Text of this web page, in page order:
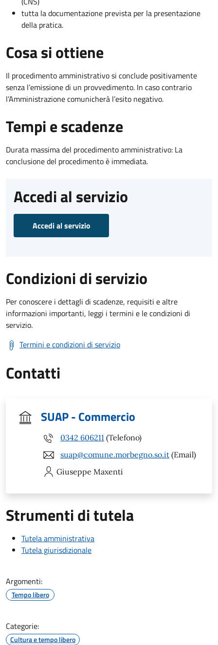
tutta la documentazione prevista per la presentazione
della pratica.
Cosa si ottiene
Il procedimento amministrativo si conclude positivamente
senza l’emissione di un provvedimento. In caso contrario
l’Amministrazione comunicherà l’esito negativo.
Tempi e scadenze
Durata massima del procedimento amministrativo: La
conclusione del procedimento è immediata.
Accedi al servizio
Accedi al servizio
Condizioni di servizio
Per conoscere i dettagli di scadenze, requisiti e altre
informazioni importanti, leggi i termini e le condizioni di
servizio.
Termini e condizioni di servizio
Contatti
SUAP - Commercio
0342 606211 (Telefono)
suap@comune.morbegno.so.it (Email)
Giuseppe Maxenti
Strumenti di tutela
Tutela amministrativa
Tutela giurisdizionale
Argomenti:
Tempo libero
Categorie:
Cultura e tempo libero